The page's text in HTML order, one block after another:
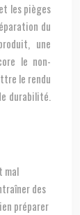
les pièges
du
une
le non-
le rendu
durabilité.
mal
des
préparer